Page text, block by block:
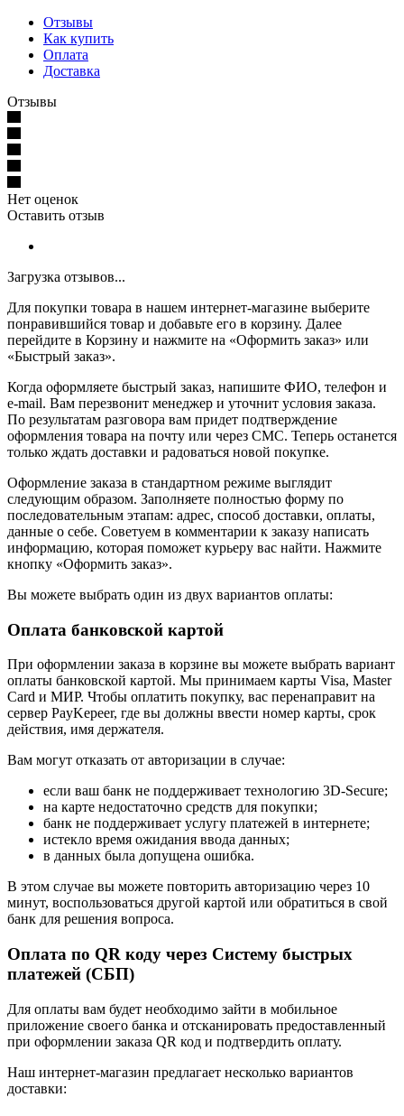
Отзывы
Как купить
Оплата
Доставка
Отзывы
Нет оценок
Оставить отзыв
Загрузка отзывов...
Для покупки товара в нашем интернет-магазине выберите
понравившийся товар и добавьте его в корзину. Далее
перейдите в Корзину и нажмите на «Оформить заказ» или
«Быстрый заказ».
Когда оформляете быстрый заказ, напишите ФИО, телефон и
e-mail. Вам перезвонит менеджер и уточнит условия заказа.
По результатам разговора вам придет подтверждение
оформления товара на почту или через СМС. Теперь останется
только ждать доставки и радоваться новой покупке.
Оформление заказа в стандартном режиме выглядит
следующим образом. Заполняете полностью форму по
последовательным этапам: адрес, способ доставки, оплаты,
данные о себе. Советуем в комментарии к заказу написать
информацию, которая поможет курьеру вас найти. Нажмите
кнопку «Оформить заказ».
Вы можете выбрать один из двух вариантов оплаты:
Оплата банковской картой
При оформлении заказа в корзине вы можете выбрать вариант
оплаты банковской картой. Мы принимаем карты Visa, Master
Card и МИР. Чтобы оплатить покупку, вас перенаправит на
сервер PayKepeer, где вы должны ввести номер карты, срок
действия, имя держателя.
Вам могут отказать от авторизации в случае:
если ваш банк не поддерживает технологию 3D-Secure;
на карте недостаточно средств для покупки;
банк не поддерживает услугу платежей в интернете;
истекло время ожидания ввода данных;
в данных была допущена ошибка.
В этом случае вы можете повторить авторизацию через 10
минут, воспользоваться другой картой или обратиться в свой
банк для решения вопроса.
Оплата по QR коду через Систему быстрых
платежей (СБП)
Для оплаты вам будет необходимо зайти в мобильное
приложение своего банка и отсканировать предоставленный
при оформлении заказа QR код и подтвердить оплату.
Наш интернет-магазин предлагает несколько вариантов
доставки: